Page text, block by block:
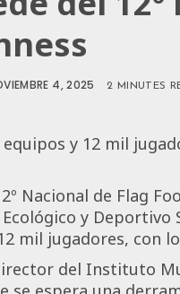
4, 2025 2 MINUTES
y 12 mil
Nacional de Flag
y
mil jugadores, con
del Instituto